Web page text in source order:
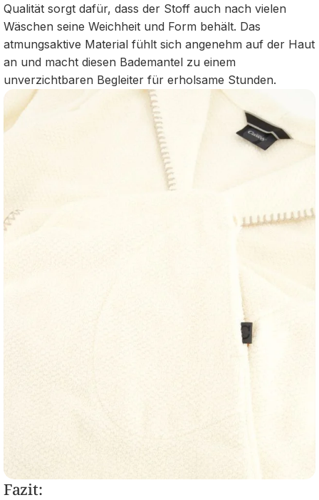
Qualität sorgt dafür, dass der Stoff auch nach vielen
Wäschen seine Weichheit und Form behält. Das
atmungsaktive Material fühlt sich angenehm auf der Haut
an und macht diesen Bademantel zu einem
unverzichtbaren Begleiter für erholsame Stunden.
Fazit: